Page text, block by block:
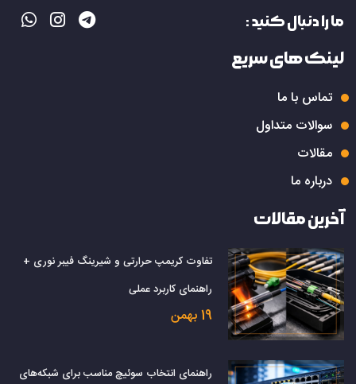
ما را دنبال کنید :
لینک های سریع
تماس با ما
سوالات متداول
مقالات
درباره ما
آخرین مقالات
تفاوت کریمپ حرارتی و شیرینگ فیبر نوری +
راهنمای کاربرد عملی
19 بهمن
راهنمای انتخاب سوئیچ مناسب برای شبکه‌های